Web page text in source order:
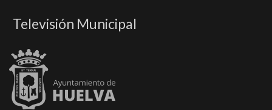
Televisión Municipal